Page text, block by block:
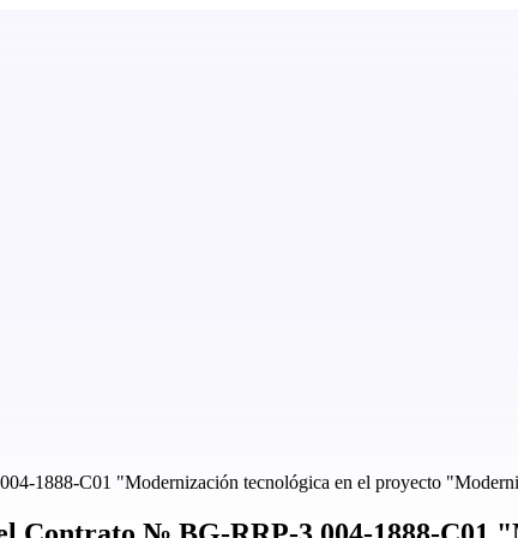
1888-C01 "Modernización tecnológica en el proyecto